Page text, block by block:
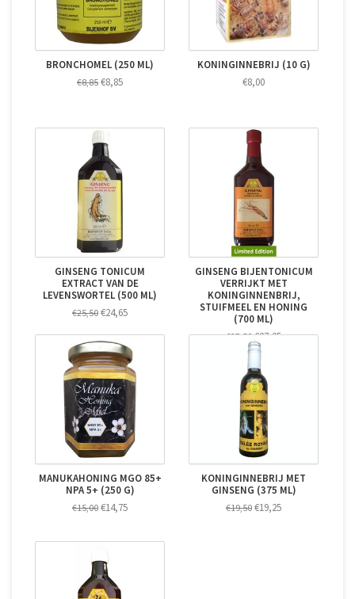
BRONCHOMEL (250 ML)
€8,85 €8,85
KONINGINNEBRIJ (10 G)
€8,00
GINSENG TONICUM
EXTRACT VAN DE
LEVENSWORTEL (500 ML)
€25,50 €24,65
GINSENG BIJENTONICUM
VERRIJKT MET
KONINGINNENBRIJ,
STUIFMEEL EN HONING
(700 ML)
€27,50€27,25
MANUKAHONING MGO 85+
NPA 5+ (250 G)
€15,00 €14,75
KONINGINNEBRIJ MET
GINSENG (375 ML)
€19,50 €19,25